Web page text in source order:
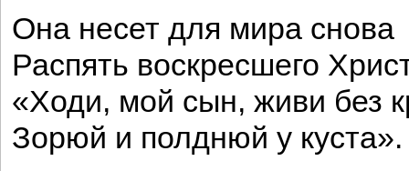
Она несет для мира снова
Распять воскресшего
«Ходи, мой сын, живи без
Зорюй и полднюй у куста».